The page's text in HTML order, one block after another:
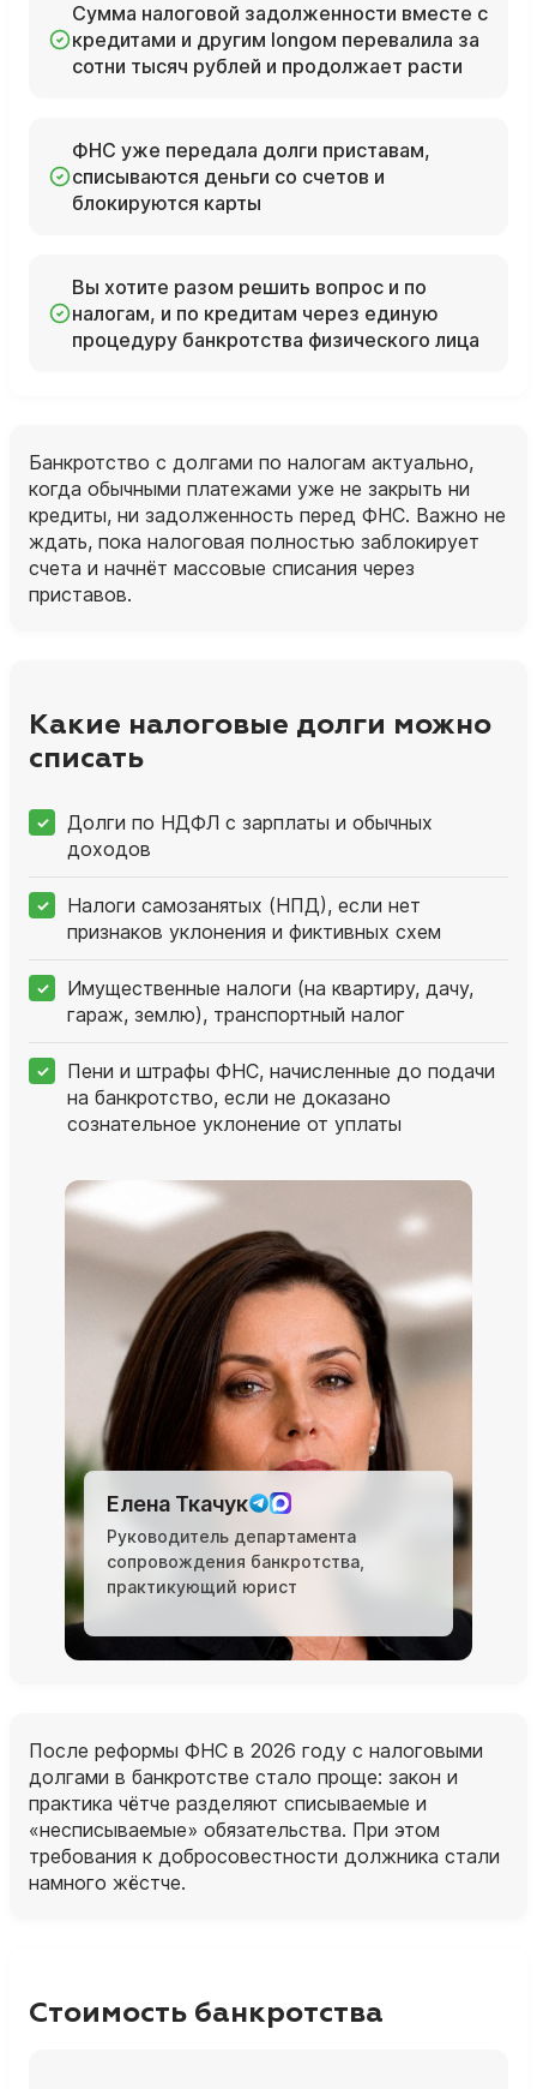
Сумма налоговой задолженности вместе с
кредитами и другим longом перевалила за
сотни тысяч рублей и продолжает расти
ФНС уже передала долги приставам,
списываются деньги со счетов и
блокируются карты
Вы хотите разом решить вопрос и по
налогам, и по кредитам через единую
процедуру банкротства физического лица
Банкротство с долгами по налогам актуально,
когда обычными платежами уже не закрыть ни
кредиты, ни задолженность перед ФНС. Важно не
ждать, пока налоговая полностью заблокирует
счета и начнёт массовые списания через
приставов.
Какие налоговые долги можно
списать
Долги по НДФЛ с зарплаты и обычных
доходов
Налоги самозанятых (НПД), если нет
признаков уклонения и фиктивных схем
Имущественные налоги (на квартиру, дачу,
гараж, землю), транспортный налог
Пени и штрафы ФНС, начисленные до подачи
на банкротство, если не доказано
сознательное уклонение от уплаты
Елена Ткачук
Руководитель департамента
сопровождения банкротства,
практикующий юрист
После реформы ФНС в 2026 году с налоговыми
долгами в банкротстве стало проще: закон и
практика чётче разделяют списываемые и
«несписываемые» обязательства. При этом
требования к добросовестности должника стали
намного жёстче.
Стоимость банкротства